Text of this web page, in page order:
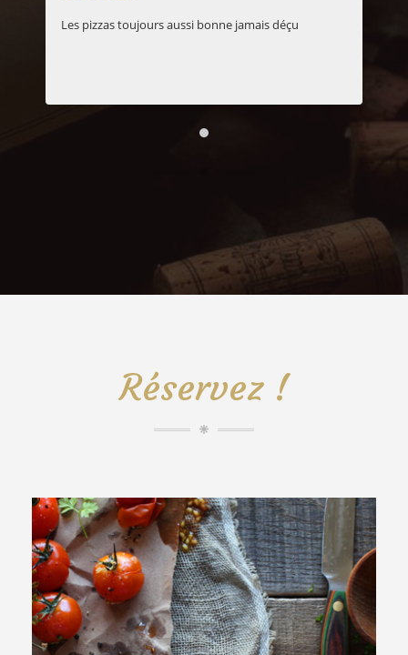
toujours aussi bonne jamais déçu Pizza très bonnes
Réservez !